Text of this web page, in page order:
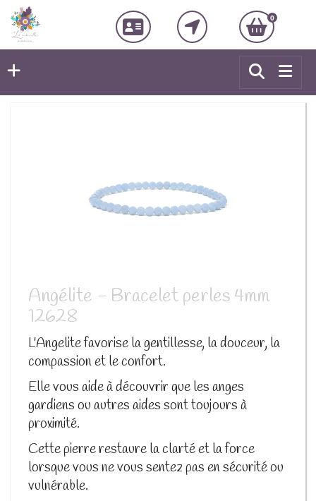
0
Angélite - Bracelet perles 4mm
12628
L'Angelite favorise la gentillesse, la douceur, la
compassion et le confort.
Elle vous aide à découvrir que les anges
gardiens ou autres aides sont toujours à
proximité.
Cette pierre restaure la clarté et la force
lorsque vous ne vous sentez pas en sécurité ou
vulnérable.